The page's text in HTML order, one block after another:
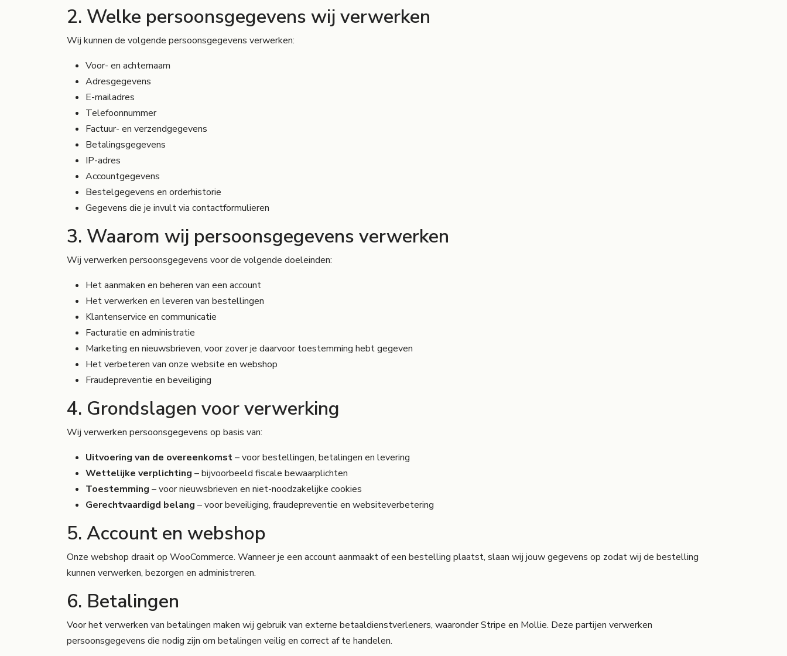
2. Welke persoonsgegevens wij verwerken
Wij kunnen de volgende persoonsgegevens verwerken:
Voor- en achternaam
Adresgegevens
E-mailadres
Telefoonnummer
Factuur- en verzendgegevens
Betalingsgegevens
IP-adres
Accountgegevens
Bestelgegevens en orderhistorie
Gegevens die je invult via contactformulieren
3. Waarom wij persoonsgegevens verwerken
Wij verwerken persoonsgegevens voor de volgende doeleinden:
Het aanmaken en beheren van een account
Het verwerken en leveren van bestellingen
Klantenservice en communicatie
Facturatie en administratie
Marketing en nieuwsbrieven, voor zover je daarvoor toestemming hebt gegeven
Het verbeteren van onze website en webshop
Fraudepreventie en beveiliging
4. Grondslagen voor verwerking
Wij verwerken persoonsgegevens op basis van:
Uitvoering van de overeenkomst– voor bestellingen, betalingen en levering
Wettelijke verplichting – bijvoorbeeld fiscale bewaarplichten
Toestemming – voor nieuwsbrieven en niet-noodzakelijke cookies
Gerechtvaardigd belang – voor beveiliging, fraudepreventie en websiteverbetering
5. Account en webshop
Onze webshop draait op WooCommerce. Wanneer je een account aanmaakt of een bestelling plaatst, slaan wij jouw gegevens op zodat wij de bestelling
kunnen verwerken, bezorgen en administreren.
6. Betalingen
Voor het verwerken van betalingen maken wij gebruik van externe betaaldienstverleners, waaronder Stripe en Mollie. Deze partijen verwerken
persoonsgegevens die nodig zijn om betalingen veilig en correct af te handelen.